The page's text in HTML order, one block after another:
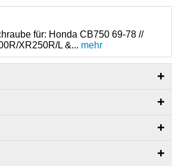
für: Honda CB750 69-78 //
XR250R/L &... mehr